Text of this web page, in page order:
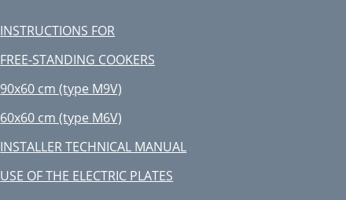
INSTRUCTIONS FOR
FREE-STANDING COOKERS
90x60 cm (type M9V)
60x60 cm (type M6V)
INSTALLER TECHNICAL MANUAL
USE OF THE ELECTRIC PLATES